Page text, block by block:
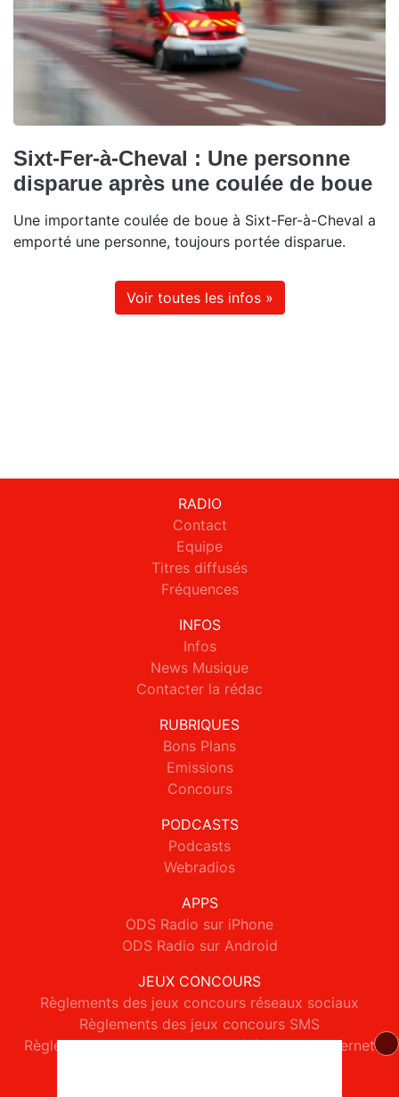
Sixt-Fer-à-Cheval : Une personne
disparue après une coulée de boue
Une importante coulée de boue à Sixt-Fer-à-Cheval a
emporté une personne, toujours portée disparue.
Voir toutes les infos »
RADIO
Contact
Equipe
Titres diffusés
Fréquences
INFOS
Infos
News Musique
Contacter la rédac
RUBRIQUES
Bons Plans
Emissions
Concours
PODCASTS
Podcasts
Webradios
APPS
ODS Radio sur iPhone
ODS Radio sur Android
JEUX CONCOURS
Règlements des jeux concours réseaux sociaux
Règlements des jeux concours SMS
Règlements des jeux concours téléphone et internet